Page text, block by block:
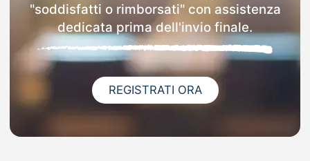
"soddisfatti o rimborsati" con assistenza
dedicata prima dell'invio finale.
REGISTRATI ORA